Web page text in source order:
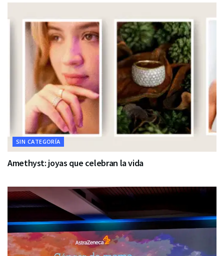
SIN CATEGORÍA
Amethyst: joyas que celebran la vida